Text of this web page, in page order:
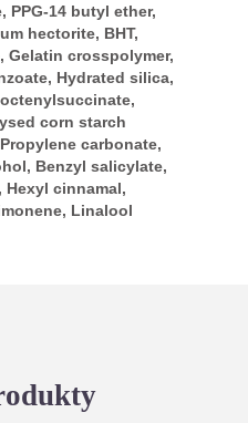
PPG-14 butyl ether,
hectorite, BHT,
Gelatin crosspolymer,
Hydrated silica,
corn starch
carbonate,
Benzyl salicylate,
cinnamal,
Linalool